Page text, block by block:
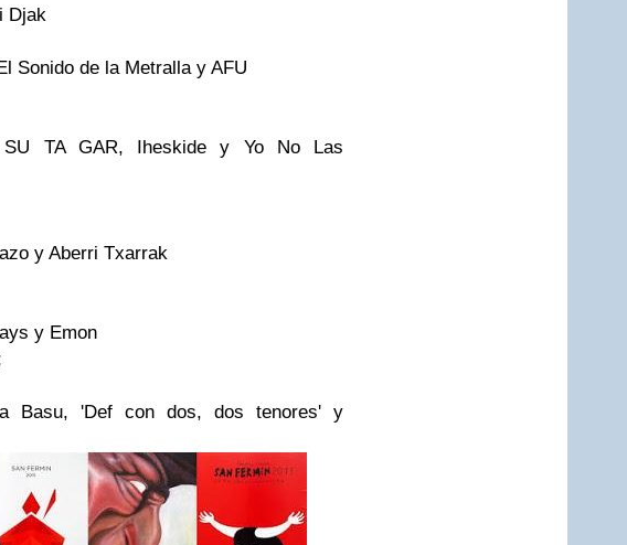
Djak
Sonido de la Metralla y AFU
SU TA GAR, Iheskide y Yo No Las
y Aberri Txarrak
y Emon
Basu, 'Def con dos, dos tenores' y